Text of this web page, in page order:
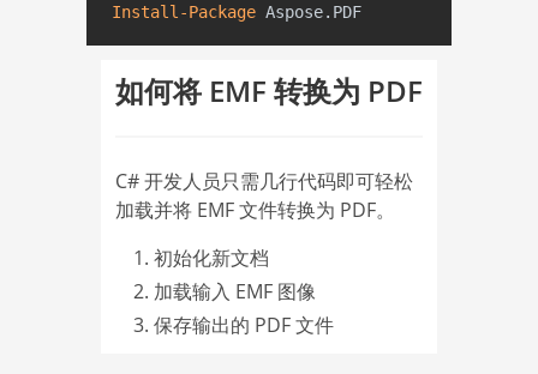
Install-Package Aspose.PDF
如何将 EMF 转换为 PDF
C# 开发人员只需几行代码即可轻松
加载并将 EMF 文件转换为 PDF。
初始化新文档
加载输入 EMF 图像
保存输出的 PDF 文件